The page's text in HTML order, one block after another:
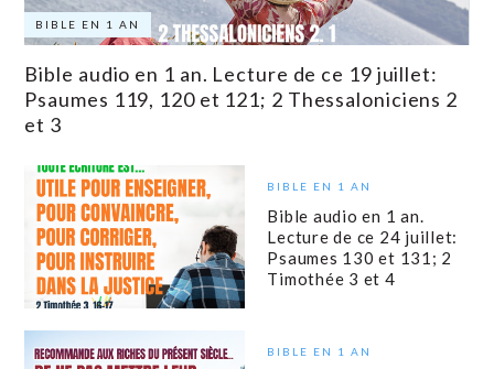
BIBLE EN 1 AN
Bible audio en 1 an. Lecture de ce 19 juillet:
Psaumes 119, 120 et 121; 2 Thessaloniciens 2
et 3
BIBLE EN 1 AN
Bible audio en 1 an.
Lecture de ce 24 juillet:
Psaumes 130 et 131; 2
Timothée 3 et 4
BIBLE EN 1 AN